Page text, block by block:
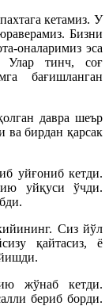
кетамиз. У
Бизни
оналаримиз эса
Улар тинч, соғ
бағишланган
давра шеър
ва бирдан қарсак
уйғониб кетди.
уйқуси ўчди.
Сиз йўл
қайтасиз, ё
жўнаб кетди.
бериб борди.